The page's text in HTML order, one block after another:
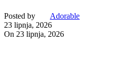
Posted by
Adorable
23 lipnja, 2026
On 23 lipnja, 2026